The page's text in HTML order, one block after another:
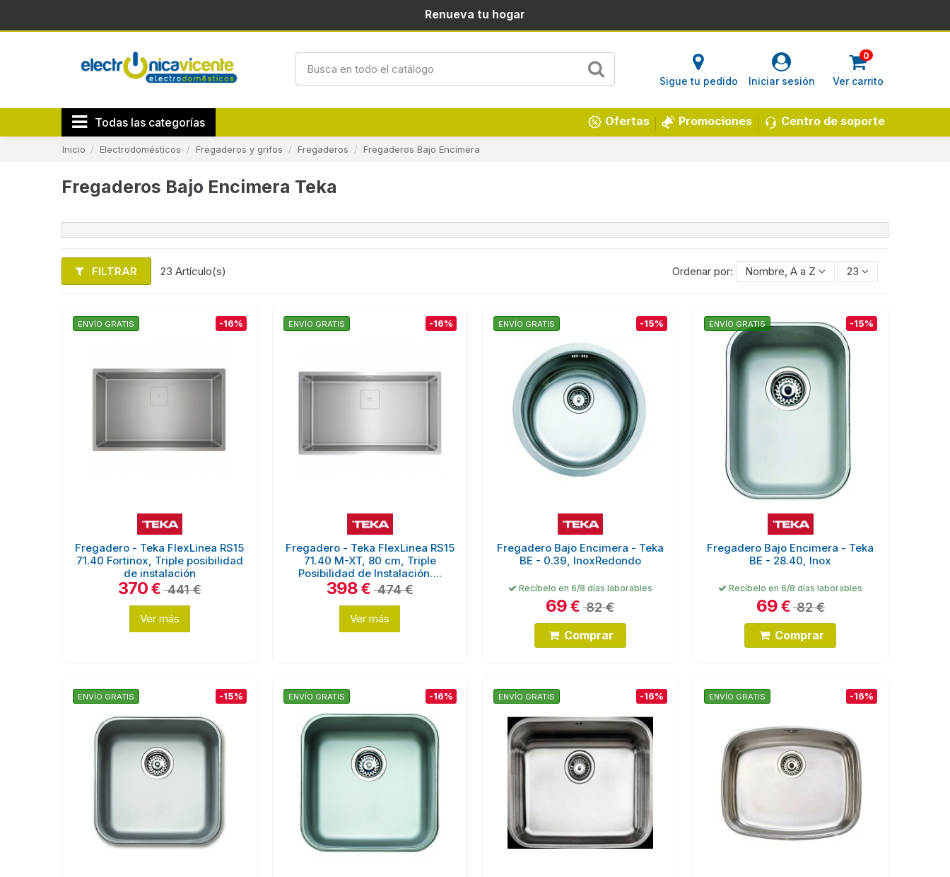
Renueva tu hogar
Sigue tu pedido Iniciar sesión
0
Ver carrito
Todas las categorías Centro de soporte
Promociones
Ofertas
Inicio Electrodomésticos Fregaderos y grifos Fregaderos Fregaderos Bajo Encimera
Fregaderos Bajo Encimera Teka
FILTRAR 23 Artículo(s) Ordenar por: Nombre, A a Z 23
ENVÍO GRATIS -16%
Fregadero - Teka FlexLinea RS15
71.40 Fortinox, Triple posibilidad
de instalación
370 € 441 €
Ver más
ENVÍO GRATIS -16%
Fregadero - Teka FlexLinea RS15
71.40 M-XT, 80 cm, Triple
Posibilidad de Instalación,...
398 € 474 €
Ver más
ENVÍO GRATIS -15%
Fregadero Bajo Encimera - Teka
BE - 0.39, InoxRedondo
Recíbelo en 6/8 días laborables
69 € 82 €
Comprar
ENVÍO GRATIS -15%
Fregadero Bajo Encimera - Teka
BE - 28.40, Inox
Recíbelo en 6/8 días laborables
69€82 €
Comprar
ENVÍO GRATIS -15% ENVÍO GRATIS -16% ENVÍO GRATIS -16% ENVÍO GRATIS -16%